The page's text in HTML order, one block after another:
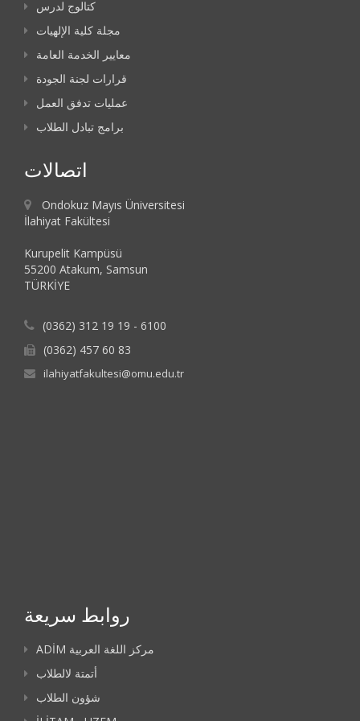
كتالوج لدرس
مجلة كلية الإلهيات
معايير الخدمة العامة
قرارات لجنة الجودة
عمليات تدفق العمل
برامج تبادل الطلاب
اتصالات
Ondokuz Mayıs Üniversitesi
İlahiyat Fakültesi
Kurupelit Kampüsü
55200 Atakum, Samsun
TÜRKİYE
(0362) 312 19 19 - 6100
(0362) 457 60 83
ilahiyatfakultesi@omu.edu.tr
روابط سريعة
ADİM مركز اللغة العربية
أتمتة لالطلاب
شؤون الطلاب